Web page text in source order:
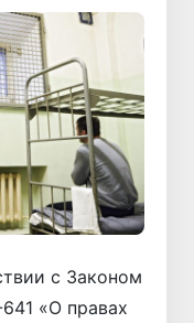
с Законом
«О правах